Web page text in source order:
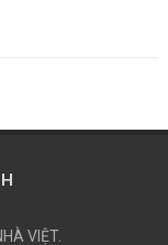
VIỆT.